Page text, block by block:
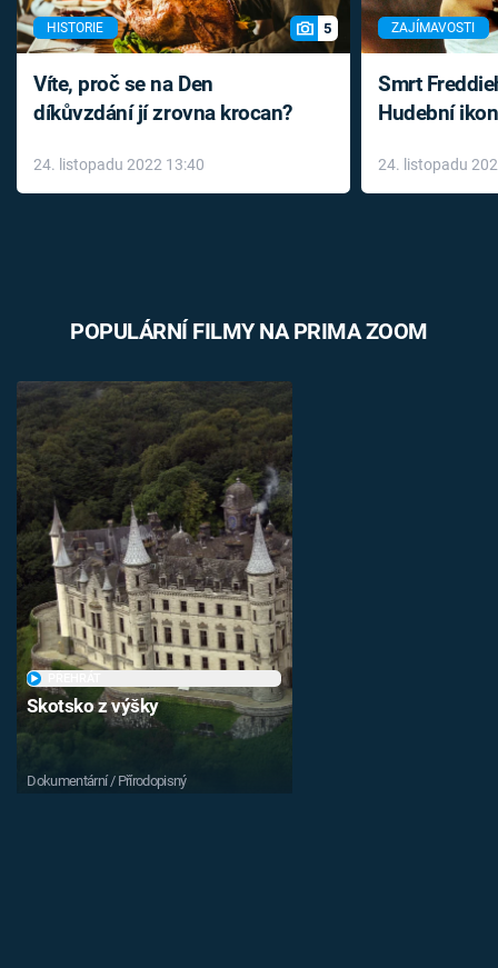
HISTORIE 5
Víte, proč se na Den
díkůvzdání jí zrovna krocan?
24. listopadu 2022 13:40
ZAJÍMAVOSTI
Smrt
Hudební
léky
24. listopadu
POPULÁRNÍ FILMY NA PRIMA ZOOM
Skotsko z výšky
Dokumentární / Přírodopisný